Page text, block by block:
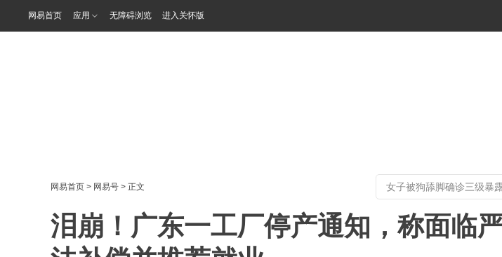
网易首页 应用 无障碍浏览 进入关怀版
网易首页 > 网易号 > 正文
泪崩！广东一工厂停产通知，称面临